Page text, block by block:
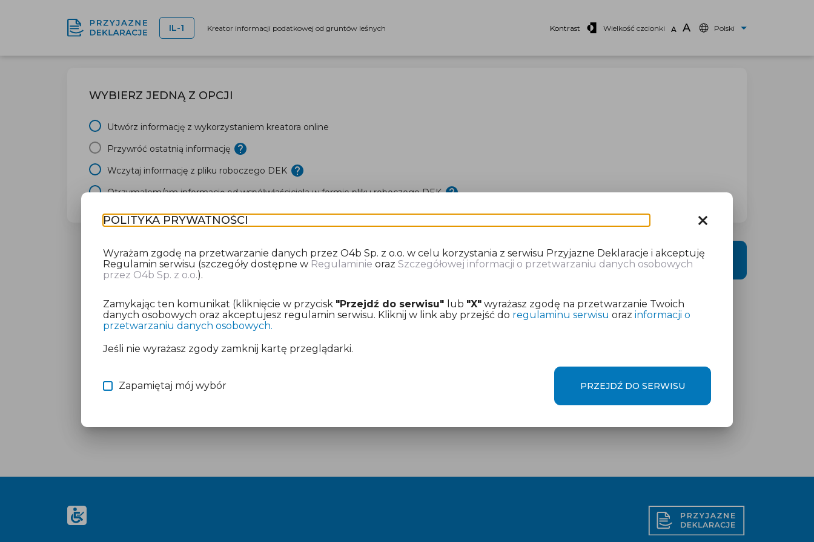
IL-1 Kreator informacji podatkowej od gruntów leśnych Kontrast Wielkość czcionki A A Polski
WYBIERZ JEDNĄ Z OPCJI
Utwórz informację z wykorzystaniem kreatora online
Przywróć ostatnią informację
Wczytaj informację z pliku roboczego DEK
Otrzymałem/am informację od współwłaściciela w formie pliku roboczego DEK
DALEJ
POLITYKA PRYWATNOŚCI close
Wyrażam zgodę na przetwarzanie danych przez O4b Sp. z o.o. w celu korzystania z serwisu Przyjazne Deklaracje i akceptuję
Regulamin serwisu (szczegóły dostępne w Regulaminie orazSzczegółowej informacji o przetwarzaniu danych osobowych
przez O4b Sp. z o.o.).
Zamykając ten komunikat (kliknięcie w przycisk "Przejdź do serwisu" lub "X" wyrażasz zgodę na przetwarzanie Twoich
danych osobowych oraz akceptujesz regulamin serwisu. Kliknij w link aby przejść do regulaminu serwisu orazinformacji o
przetwarzaniu danych osobowych.
Jeśli nie wyrażasz zgody zamknij kartę przeglądarki.
Zapamiętaj mój wybór PRZEJDŹ DO SERWISU